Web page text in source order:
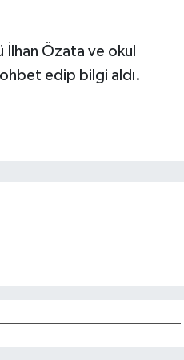
İlhan Özata ve okul
edip bilgi aldı.